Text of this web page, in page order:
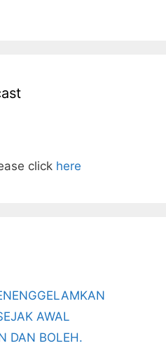
click here
AWAL
DAN BOLEH.